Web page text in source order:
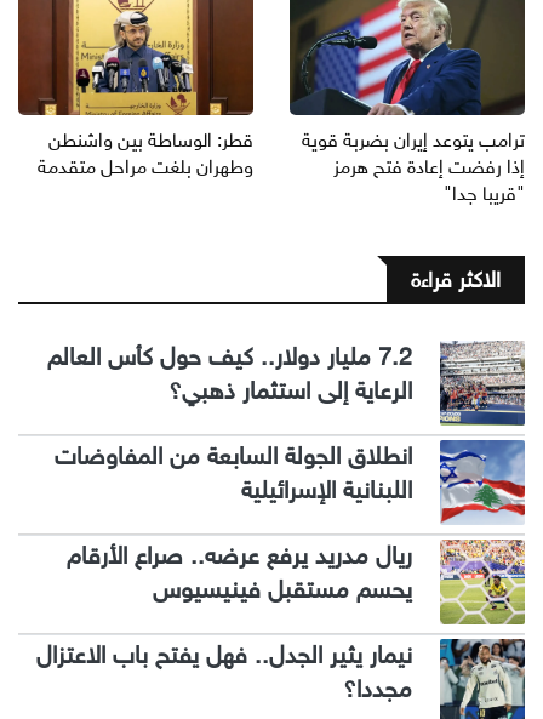
ترامب يتوعد إيران بضربة قوية
إذا رفضت إعادة فتح هرمز
"قريبا جدا"
قطر: الوساطة بين واشنطن
وطهران بلغت مراحل متقدمة
الاكثر قراءة
7.2 مليار دولار.. كيف حول كأس العالم
الرعاية إلى استثمار ذهبي؟
انطلاق الجولة السابعة من المفاوضات
اللبنانية الإسرائيلية
ريال مدريد يرفع عرضه.. صراع الأرقام
يحسم مستقبل فينيسيوس
نيمار يثير الجدل.. فهل يفتح باب الاعتزال
مجددا؟